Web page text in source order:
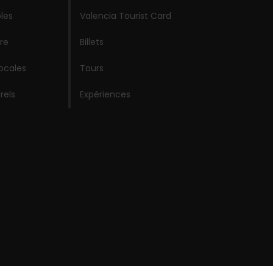
Valencia Tourist Card
Billets
Tours
Expériences